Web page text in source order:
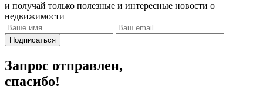
и получай только полезные и интересные новости о
недвижимости
Подписаться
Запрос отправлен,
спасибо!